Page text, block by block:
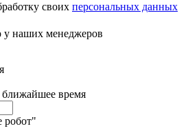
своих персональных данных
наших менеджеров
время
робот"